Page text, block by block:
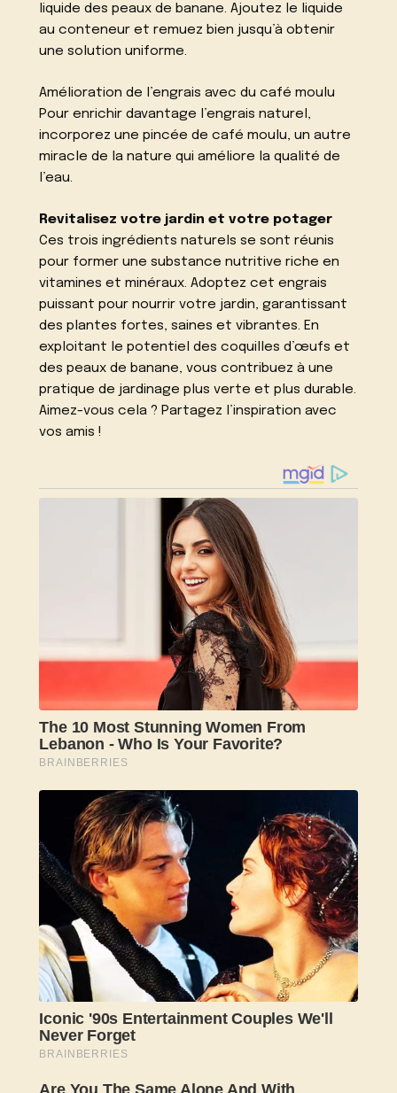
liquide des peaux de banane. Ajoutez le liquide
au conteneur et remuez bien jusqu’à obtenir
une solution uniforme.
Amélioration de l’engrais avec du café moulu
Pour enrichir davantage l’engrais naturel,
incorporez une pincée de café moulu, un autre
miracle de la nature qui améliore la qualité de
l’eau.
Revitalisez votre jardin et votre potager
Ces trois ingrédients naturels se sont réunis
pour former une substance nutritive riche en
vitamines et minéraux. Adoptez cet engrais
puissant pour nourrir votre jardin, garantissant
des plantes fortes, saines et vibrantes. En
exploitant le potentiel des coquilles d’œufs et
des peaux de banane, vous contribuez à une
pratique de jardinage plus verte et plus durable.
Aimez-vous cela ? Partagez l’inspiration avec
vos amis !